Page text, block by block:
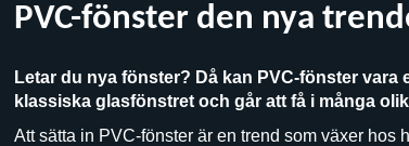
PVC-fönster den nya
Letar du nya fönster? Då kan PVC-fönster
klassiska glasfönstret och går att få i många
Att sätta in PVC-fönster är en trend som växer